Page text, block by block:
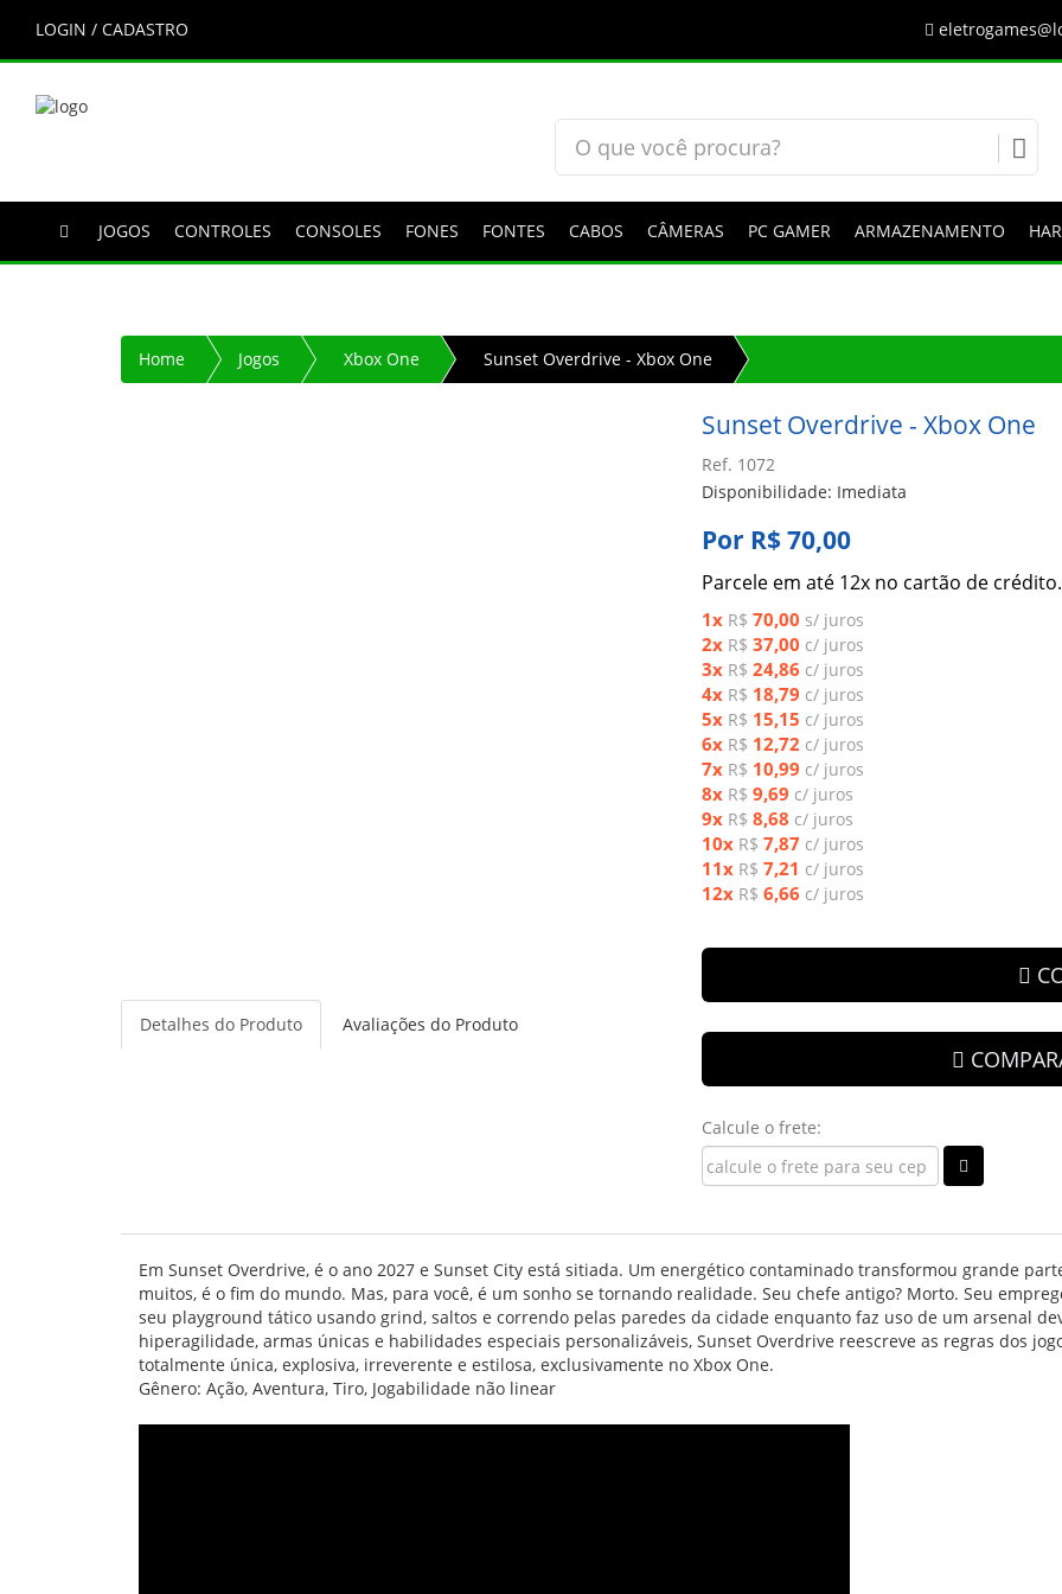
LOGIN / CADASTRO
JOGOS CONTROLES CONSOLES FONES FONTES CABOS CÂMERAS PC GAMER ARMAZENAMENTO
Home Jogos Xbox One Sunset Overdrive - Xbox One
Sunset Overdrive - Xbox One
Ref. 1072
Disponibilidade: Imediata
Por R$ 70,00
Parcele em até 12x no cartão de crédito.
1x R$ 70,00 s/ juros
2x R$ 37,00 c/ juros
3x R$ 24,86 c/ juros
4x R$ 18,79 c/ juros
5x R$ 15,15 c/ juros
6x R$ 12,72 c/ juros
7x R$ 10,99 c/ juros
8x R$ 9,69 c/ juros
9x R$ 8,68 c/ juros
10x R$ 7,87 c/ juros
11x R$ 7,21 c/ juros
12x R$ 6,66 c/ juros
Calcule o frete:
Detalhes do Produto Avaliações do Produto
Em Sunset Overdrive, é o ano 2027 e Sunset City está sitiada. Um energético contaminado transformou grande
muitos, é o fim do mundo. Mas, para você, é um sonho se tornando realidade. Seu chefe antigo? Morto. Seu
seu playground tático usando grind, saltos e correndo pelas paredes da cidade enquanto faz uso de um arsenal
hiperagilidade, armas únicas e habilidades especiais personalizáveis, Sunset Overdrive reescreve as regras dos
totalmente única, explosiva, irreverente e estilosa, exclusivamente no Xbox One.
Gênero: Ação, Aventura, Tiro, Jogabilidade não linear